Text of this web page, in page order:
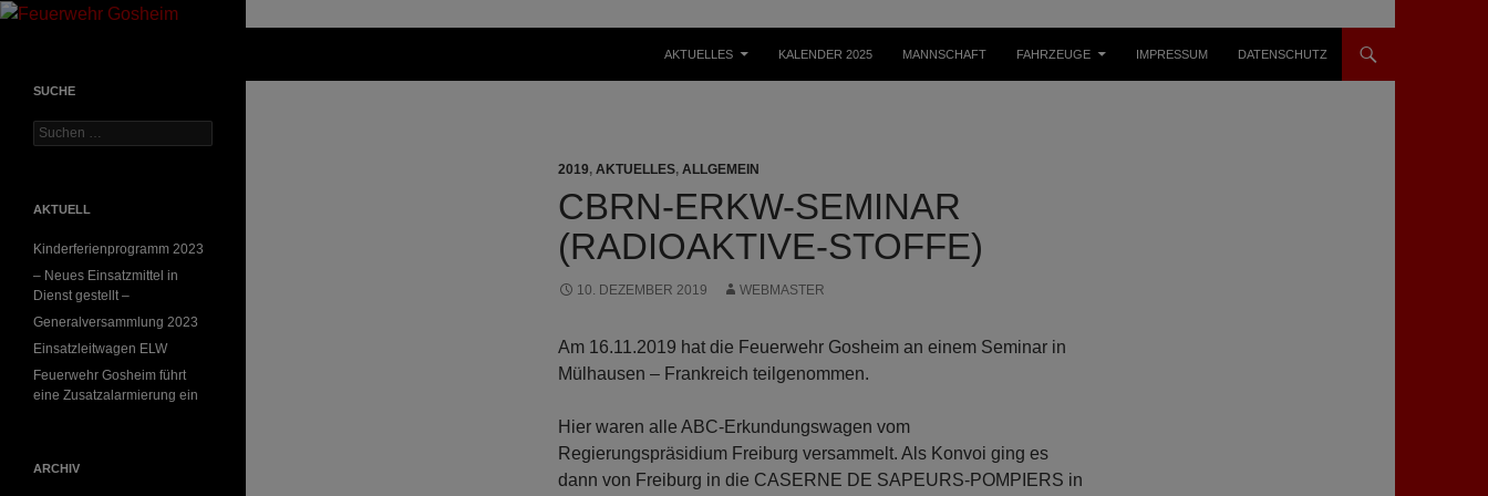
AKTUELLES
KALENDER 2025 MANNSCHAFT FAHRZEUGE IMPRESSUM DATENSCHUTZ
2019, AKTUELLES, ALLGEMEIN
CBRN-ERKW-SEMINAR
(RADIOAKTIVE-STOFFE)
10. DEZEMBER 2019 WEBMASTER
Am 16.11.2019 hat die Feuerwehr Gosheim an einem Seminar in
Mülhausen – Frankreich teilgenommen.
Hier waren alle ABC-Erkundungswagen vom
Regierungspräsidium Freiburg versammelt. Als Konvoi ging es
dann von Freiburg in die CASERNE DE SAPEURS-POMPIERS in
SUCHE
Suchen
nach:
AKTUELL
Kinderferienprogramm 2023
– Neues Einsatzmittel in
Dienst gestellt –
Generalversammlung 2023
Einsatzleitwagen ELW
Feuerwehr Gosheim führt
eine Zusatzalarmierung ein
ARCHIV